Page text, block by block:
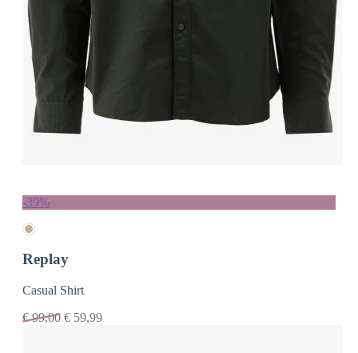
-39%
Replay
Casual Shirt
€99,00 € 59,99